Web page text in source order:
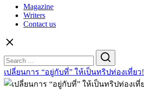
Magazine
Writers
Contact us
for:
เปลี่ยนการ “อยู่กับที่” ให้เป็นทริปท่องเที่ยว!